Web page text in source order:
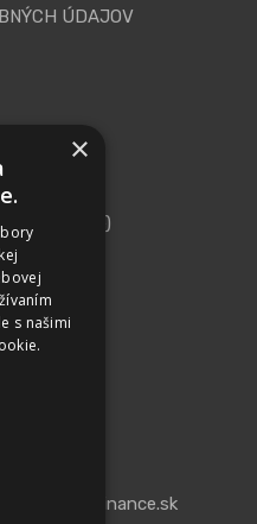
ÚDAJOV
Poschodie)
info@gepardfinance.sk
×
s našimi